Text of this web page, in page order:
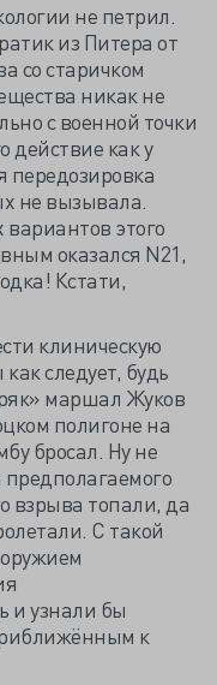
не петрил.
из Питера от
со старичком
никак не
с военной точки
действие как у
передозировка
не вызывала.
этого
оказался N21,
Кстати,
клиническую
следует, будь
маршал Жуков
полигоне на
бросал. Ну не
взрыва топали, да
С такой
и узнали бы
к